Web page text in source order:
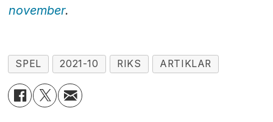
november.
SPEL 2021-10 RIKS ARTIKLAR